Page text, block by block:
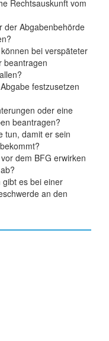
Rechtsauskunft vom
der Abgabenbehörde
bei verspäteter
beantragen
festzusetzen
oder eine
beantragen?
tun, damit er sein
dem BFG erwirken
es bei einer
an den